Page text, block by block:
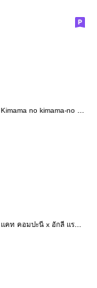
แคท คอมปะนี x อักลี่ แรบบิท TH Ver